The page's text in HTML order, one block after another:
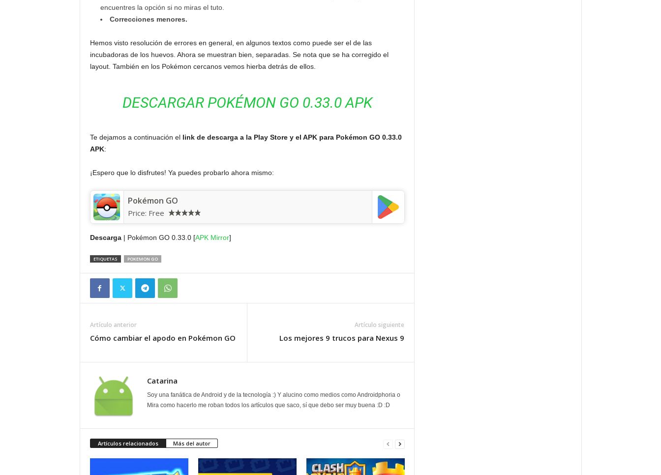
encuentres la opción si no miras el tuto.
Correcciones menores.
Hemos visto resolución de errores en general, en algunos textos como puede ser el de las
incubadoras de los huevos. Ahora se muestran bien, separadas. Se nota que se ha corregido el
layout. También en los Pokémon cercanos vemos hierba detrás de ellos.
DESCARGAR POKÉMON GO 0.33.0 APK
Te dejamos a continuación ellink de descarga a la Play Store y el APK para Pokémon GO 0.33.0
APK:
¡Espero que lo disfrutes! Ya puedes probarlo ahora mismo:
Pokémon GO
Price: Free
Descarga| Pokémon GO 0.33.0 [APK Mirror]
ETIQUETAS POKEMON GO
Artículo anterior
Cómo cambiar el apodo en Pokémon GO
Artículo siguiente
Los mejores 9 trucos para Nexus 9
Catarina
Soy una fanática de Android y de la tecnología :) Y alucino como medios como Androidphoria o
Mira como hacerlo me roban todos los artículos que saco, sí que debo ser muy buena :D :D
Artículos relacionados Más del autor